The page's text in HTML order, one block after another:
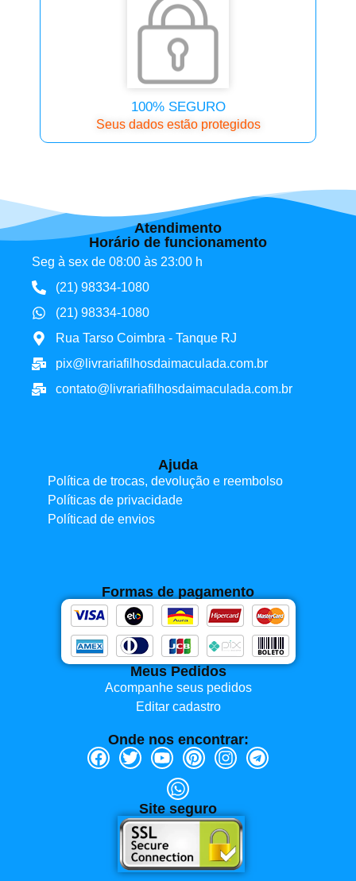
100% SEGURO
Seus dados estão protegidos
Atendimento
Horário de funcionamento
Seg à sex de 08:00 às 23:00 h
(21) 98334-1080
(21) 98334-1080
Rua Tarso Coimbra - Tanque RJ
pix@livrariafilhosdaimaculada.com.br
contato@livrariafilhosdaimaculada.com.br
Ajuda
Política de trocas, devolução e reembolso
Políticas de privacidade
Políticad de envios
Formas de pagamento
Meus Pedidos
Acompanhe seus pedidos
Editar cadastro
Onde nos encontrar:
Site seguro